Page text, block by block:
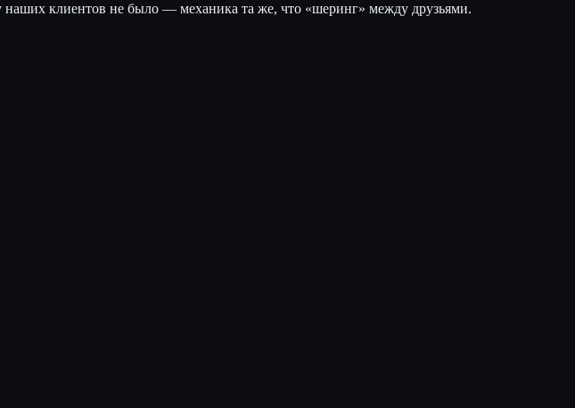
наших клиентов не было — механика та же, что «шеринг» между друзьями.